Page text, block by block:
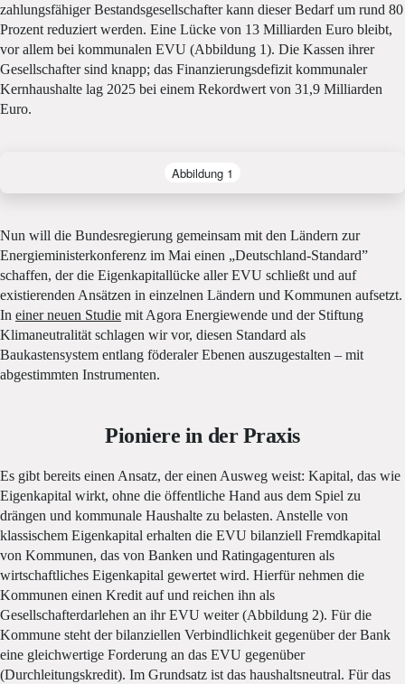
zahlungsfähiger Bestandsgesellschafter kann dieser Bedarf um rund 80
Prozent reduziert werden. Eine Lücke von 13 Milliarden Euro bleibt,
vor allem bei kommunalen EVU (Abbildung 1). Die Kassen ihrer
Gesellschafter sind knapp; das Finanzierungsdefizit kommunaler
Kernhaushalte lag 2025 bei einem Rekordwert von 31,9 Milliarden
Euro.
Abbildung 1
Nun will die Bundesregierung gemeinsam mit den Ländern zur
Energieministerkonferenz im Mai einen „Deutschland-Standard”
schaffen, der die Eigenkapitallücke aller EVU schließt und auf
existierenden Ansätzen in einzelnen Ländern und Kommunen aufsetzt.
In einer neuen Studie mit Agora Energiewende und der Stiftung
Klimaneutralität schlagen wir vor, diesen Standard als
Baukastensystem entlang föderaler Ebenen auszugestalten – mit
abgestimmten Instrumenten.
Pioniere in der Praxis
Es gibt bereits einen Ansatz, der einen Ausweg weist: Kapital, das wie
Eigenkapital wirkt, ohne die öffentliche Hand aus dem Spiel zu
drängen und kommunale Haushalte zu belasten. Anstelle von
klassischem Eigenkapital erhalten die EVU bilanziell Fremdkapital
von Kommunen, das von Banken und Ratingagenturen als
wirtschaftliches Eigenkapital gewertet wird. Hierfür nehmen die
Kommunen einen Kredit auf und reichen ihn als
Gesellschafterdarlehen an ihr EVU weiter (Abbildung 2). Für die
Kommune steht der bilanziellen Verbindlichkeit gegenüber der Bank
eine gleichwertige Forderung an das EVU gegenüber
(Durchleitungskredit). Im Grundsatz ist das haushaltsneutral. Für das